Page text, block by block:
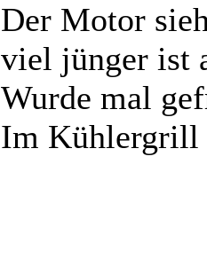
Der Motor
viel jünger ist
Wurde mal
Im Kühlergrill